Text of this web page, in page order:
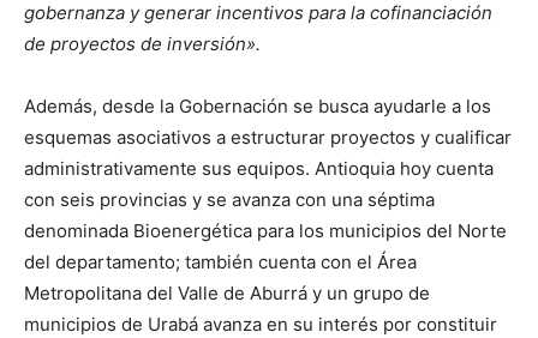
gobernanza y generar incentivos para la cofinanciación
de proyectos de inversión».
Además, desde la Gobernación se busca ayudarle a los
esquemas asociativos a estructurar proyectos y cualificar
administrativamente sus equipos. Antioquia hoy cuenta
con seis provincias y se avanza con una séptima
denominada Bioenergética para los municipios del Norte
del departamento; también cuenta con el Área
Metropolitana del Valle de Aburrá y un grupo de
municipios de Urabá avanza en su interés por constituir